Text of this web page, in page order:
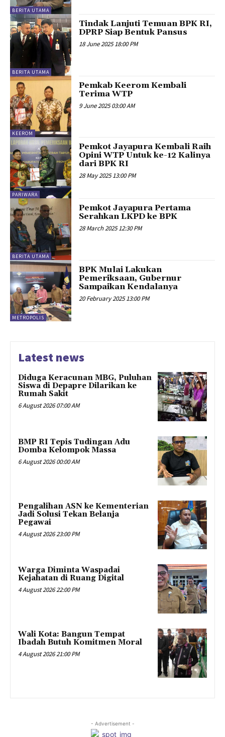
BERITA UTAMA
BERITA UTAMA
Tindak Lanjuti Temuan BPK RI,
DPRP Siap Bentuk Pansus
18 June 2025 18:00 PM
KEEROM
Pemkab Keerom Kembali
Terima WTP
9 June 2025 03:00 AM
PARIWARA
Pemkot Jayapura Kembali Raih
Opini WTP Untuk ke-12 Kalinya
dari BPK RI
28 May 2025 13:00 PM
BERITA UTAMA
Pemkot Jayapura Pertama
Serahkan LKPD ke BPK
28 March 2025 12:30 PM
METROPOLIS
BPK Mulai Lakukan
Pemeriksaan, Gubernur
Sampaikan Kendalanya
20 February 2025 13:00 PM
Latest news
Diduga Keracunan MBG, Puluhan
Siswa di Depapre Dilarikan ke
Rumah Sakit
6 August 2026 07:00 AM
​BMP RI Tepis Tudingan Adu
Domba Kelompok Massa
6 August 2026 00:00 AM
Pengalihan ASN ke Kementerian
Jadi Solusi Tekan Belanja
Pegawai
4 August 2026 23:00 PM
Warga Diminta Waspadai
Kejahatan di Ruang Digital
4 August 2026 22:00 PM
Wali Kota: Bangun Tempat
Ibadah Butuh Komitmen Moral
4 August 2026 21:00 PM
- Advertisement -